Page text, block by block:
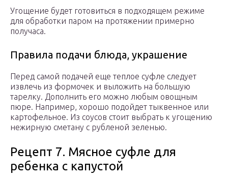
Угощение будет готовиться в подходящем режиме
для обработки паром на протяжении примерно
получаса.
Правила подачи блюда, украшение
Перед самой подачей еще теплое суфле следует
извлечь из формочек и выложить на большую
тарелку. Дополнить его можно любым овощным
пюре. Например, хорошо подойдет тыквенное или
картофельное. Из соусов стоит выбрать к угощению
нежирную сметану с рубленой зеленью.
Рецепт 7. Мясное суфле для
ребенка с капустой